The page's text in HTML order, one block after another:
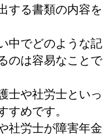
する書類の内容を
中でどのような記
のは容易なことで
士や社労士といっ
すめです。
社労士が障害年金